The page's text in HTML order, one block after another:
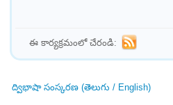
ఈ కార్యక్రమంలో చేరండి:
ద్విభాషా సంస్కరణ (తెలుగు / English)